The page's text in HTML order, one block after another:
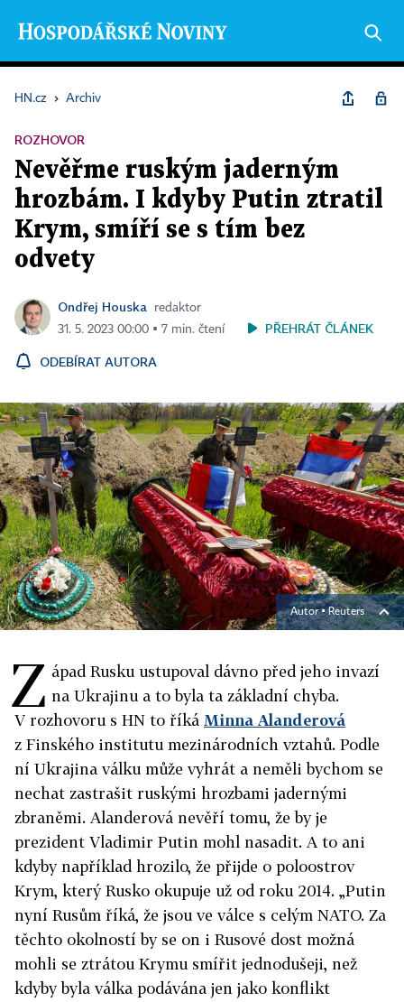
HN.cz › Archiv
ROZHOVOR
Nevěřme ruským jaderným
hrozbám. I kdyby Putin ztratil
Krym, smíří se s tím bez
odvety
Ondřej Houska
redaktor
31. 5. 2023 00:00 ▪ 7 min. čtení
PŘEHRÁT ČLÁNEK
ODEBÍRAT AUTORA
Autor ▪Reuters
Z ápad Rusku ustupoval dávno před jeho invazí
na Ukrajinu a to byla ta základní chyba.
V rozhovoru s HN to říká Minna Alanderová
z Finského institutu mezinárodních vztahů. Podle
ní Ukrajina válku může vyhrát a neměli bychom se
nechat zastrašit ruskými hrozbami jadernými
zbraněmi. Alanderová nevěří tomu, že by je
prezident Vladimir Putin mohl nasadit. A to ani
kdyby například hrozilo, že přijde o poloostrov
Krym, který Rusko okupuje už od roku 2014. „Putin
nyní Rusům říká, že jsou ve válce s celým NATO. Za
těchto okolností by se on i Rusové dost možná
mohli se ztrátou Krymu smířit jednodušeji, než
kdyby byla válka podávána jen jako konflikt